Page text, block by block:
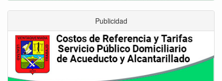
Publicidad